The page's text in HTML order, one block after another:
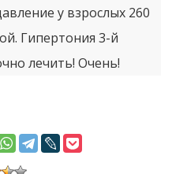
у взрослых 260
Гипертония 3-й
лечить! Очень!